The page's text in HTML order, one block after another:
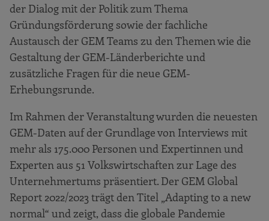
der Dialog mit der Politik zum Thema
Gründungsförderung sowie der fachliche
Austausch der GEM Teams zu den Themen wie die
Gestaltung der GEM-Länderberichte und
zusätzliche Fragen für die neue GEM-
Erhebungsrunde.
Im Rahmen der Veranstaltung wurden die neuesten
GEM-Daten auf der Grundlage von Interviews mit
mehr als 175.000 Personen und Expertinnen und
Experten aus 51 Volkswirtschaften zur Lage des
Unternehmertums präsentiert. Der GEM Global
Report 2022/2023 trägt den Titel „Adapting to a new
normal“ und zeigt, dass die globale Pandemie